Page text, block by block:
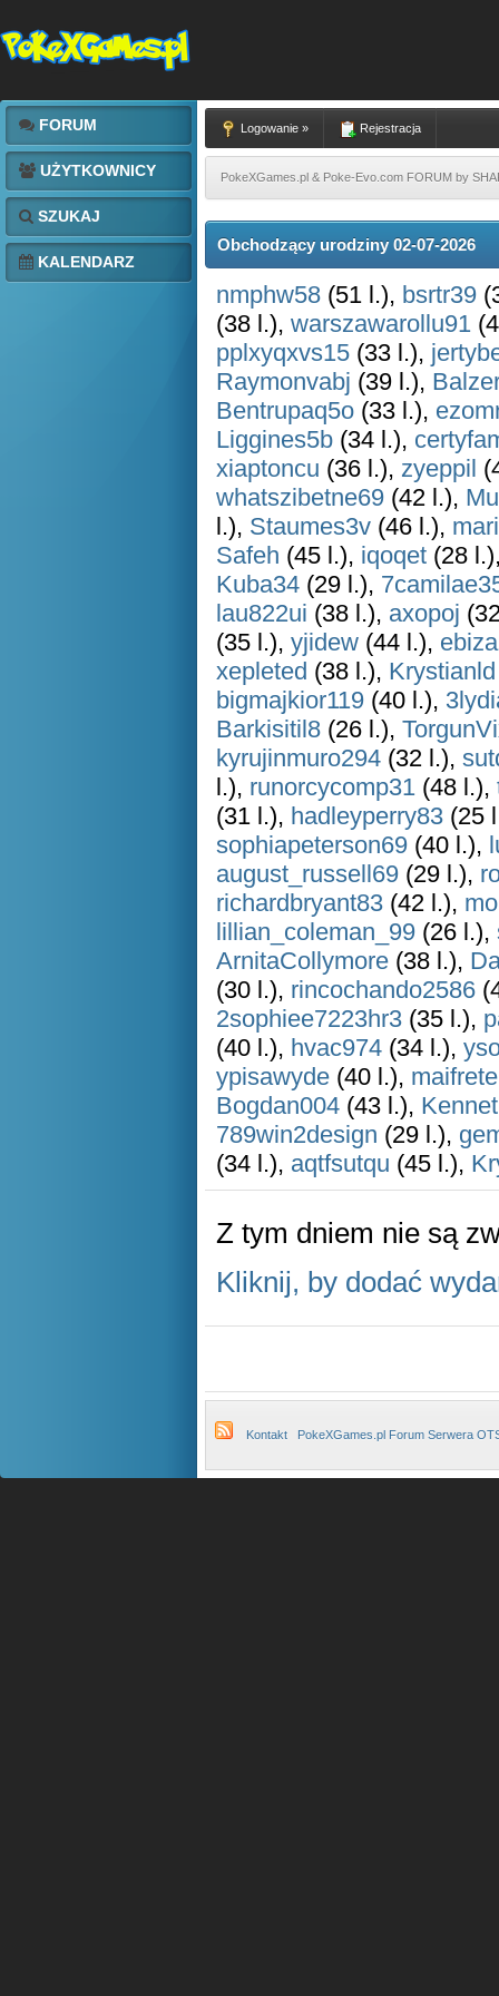
FORUM
UŻYTKOWNICY
SZUKAJ
KALENDARZ
Logowanie » Rejestracja
PokeXGames.pl & Poke-Evo.com FORUM by
Obchodzący urodziny 02-07-2026
nmphw58 (51 l.), bsrtr39
(38 l.), warszawarollu91
pplxyqxvs15 (33 l.),
Raymonvabj (39 l.),
Bentrupaq5o (33 l.),
Liggines5b (34 l.),
xiaptoncu (36 l.), zyeppil
whatszibetne69 (42 l.),
l.), Staumes3v (46 l.),
Safeh (45 l.), iqoqet (28
Kuba34 (29 l.),
lau822ui (38 l.), axopoj
(35 l.), yjidew (44 l.),
xepleted (38 l.), Krystianld
bigmajkior119 (40 l.),
Barkisitil8 (26 l.),
kyrujinmuro294 (32 l.),
l.), runorcycomp31 (48 l.),
(31 l.), hadleyperry83 (25
sophiapeterson69 (40 l.),
august_russell69 (29 l.),
richardbryant83 (42 l.),
lillian_coleman_99 (26 l.),
ArnitaCollymore (38 l.),
(30 l.), rincochando2586
2sophiee7223hr3 (35 l.),
(40 l.), hvac974 (34 l.),
ypisawyde (40 l.),
Bogdan004 (43 l.), Kennet
789win2design (29 l.),
(34 l.), aqtfsutqu (45 l.),
Z tym dniem nie są
Kliknij, by dodać
Kontakt PokeXGames.pl Forum Serwera